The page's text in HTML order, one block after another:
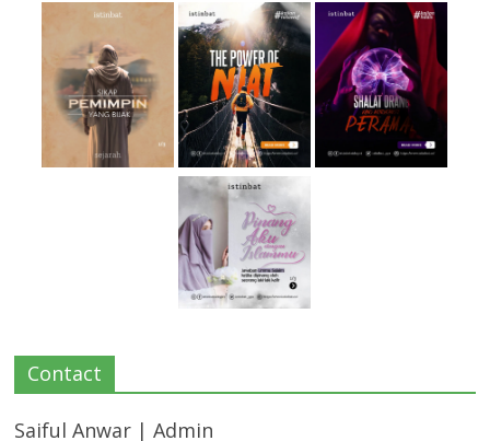
Contact
Saiful Anwar | Admin